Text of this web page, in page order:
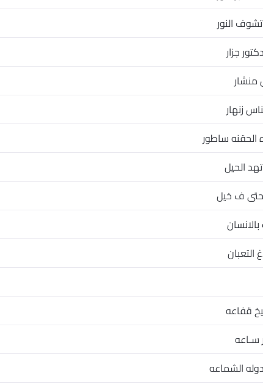
النور
جزار
منشار
زنهار
الحقنه ساطور
الحيل
حتى ف خيل
التعبان
قفاعه
سـاعه
الشماعه